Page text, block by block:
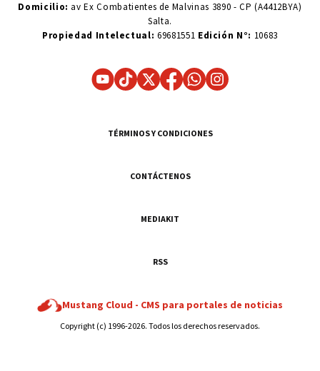
Domicilio: av Ex Combatientes de Malvinas 3890 - CP (A4412BYA)
Salta.
Propiedad Intelectual: 69681551 Edición N°: 10683
TÉRMINOS Y CONDICIONES
CONTÁCTENOS
MEDIAKIT
RSS
Mustang Cloud - CMS para portales de noticias
Copyright (c) 1996-2026. Todos los derechos reservados.